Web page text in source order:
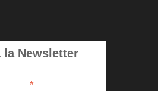
la Newsletter
*indicates required